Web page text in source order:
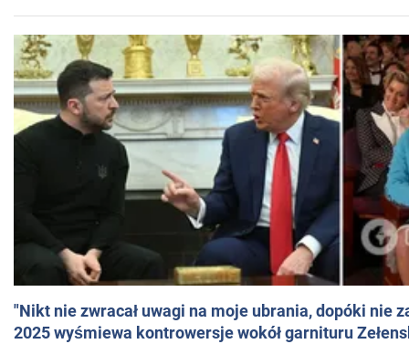
"Nikt nie zwracał uwagi na moje ubrania, dopóki nie
2025 wyśmiewa kontrowersje wokół garnituru